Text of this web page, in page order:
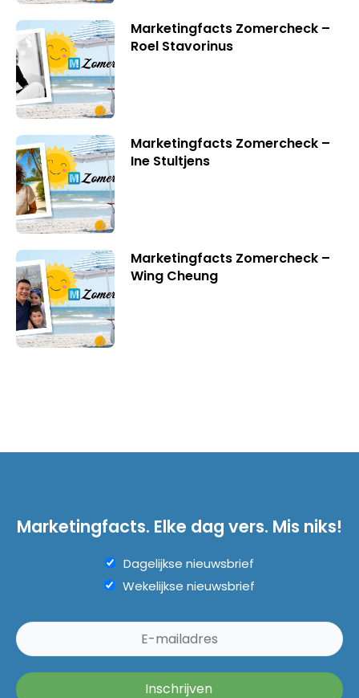
Marketingfacts Zomercheck –
Roel Stavorinus
Marketingfacts Zomercheck –
Ine Stultjens
Marketingfacts Zomercheck –
Wing Cheung
Marketingfacts. Elke dag vers. Mis niks!
Dagelijkse nieuwsbrief
Wekelijkse nieuwsbrief